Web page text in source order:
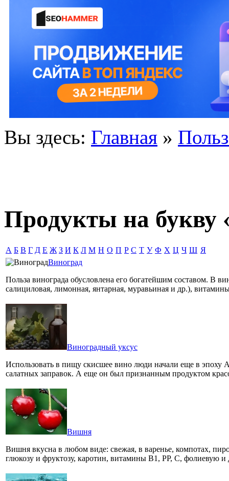
Вы здесь: Главная »
Продукты на букву
А Б В Г Д Е Ж З И К Л М Н О П Р С Т У Ф Х Ц Ч Ш Я
Виноград
Польза винограда обусловлена его богатейшим составом. В
салициловая, лимонная, янтарная, муравьиная и др.),
Виноградный уксус
Использовать в пищу скисшее вино люди начали еще в эпоху
салатных заправок. А еще он был признанным продуктом
Вишня
Вишня вкусна в любом виде: свежая, в варенье, компотах,
глюкозу и фруктозу, каротин, витамины В1, РР, С, фолиевую и